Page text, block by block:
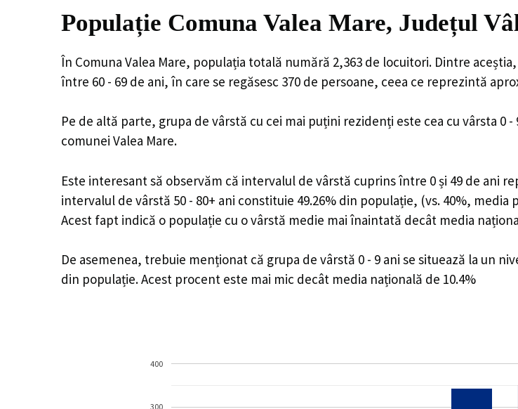
Populație Comuna Valea Mare, Județul
În Comuna Valea Mare, populația totală numără 2,363 de locuitori. Dintre
între 60 - 69 de ani, în care se regăsesc 370 de persoane, ceea ce reprezintă
Pe de altă parte, grupa de vârstă cu cei mai puțini rezidenți este cea cu vârsta 0
comunei Valea Mare.
Este interesant să observăm că intervalul de vârstă cuprins între 0 și 49 de ani
intervalul de vârstă 50 - 80+ ani constituie 49.26% din populație, (vs. 40%, media
Acest fapt indică o populație cu o vârstă medie mai înaintată decât media
De asemenea, trebuie menționat că grupa de vârstă 0 - 9 ani se situează la un
din populație. Acest procent este mai mic decât media națională de 10.4%
300
400